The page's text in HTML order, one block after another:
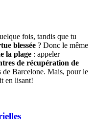
fois, tandis que tu
blessée ? Donc le même
la plage : appeler
de récupération de
de Barcelone. Mais, pour le
en lisant!